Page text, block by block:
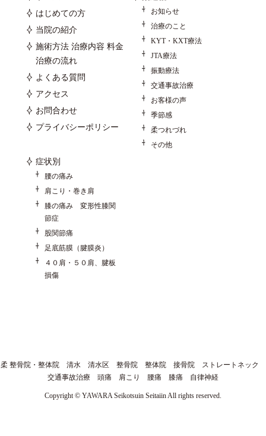
はじめての方
当院の紹介
施術方法 治療内容 料金
治療の流れ
よくある質問
アクセス
お問合わせ
プライバシーポリシー
お知らせ
治療のこと
KYT・KXT療法
JTA療法
振動療法
交通事故治療
お客様の声
季節感
柔つれづれ
その他
症状別
腰の痛み
肩こり・巻き肩
膝の痛み 変形性膝関
節症
股関節痛
足底筋膜（腱膜炎）
４０肩・５０肩、腱板
損傷
柔 整骨院・整体院 清水 清水区 整骨院 整体院 接骨院 ストレートネック
交通事故治療 頭痛 肩こり 腰痛 膝痛 自律神経
Copyright © YAWARA Seikotsuin Seitaiin All rights reserved.